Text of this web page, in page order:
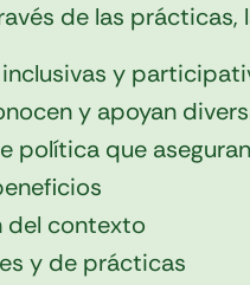
de las prácticas,
y
y apoyan
política que
del contexto
y de prácticas